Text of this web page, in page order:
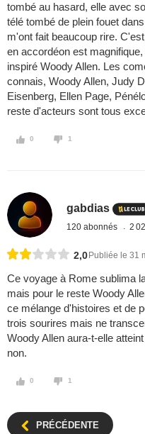
tombé au hasard, elle avec
télé tombé de plein fouet
m'ont fait beaucoup rire.
en accordéon est
inspiré Woody Allen. Les
connais, Woody Allen, Judy
Eisenberg, Ellen Page,
reste d'acteurs sont tous
0 1
gabdias
120 abonnés 2
2,0 Publiée le 31
Ce voyage à Rome sublima
mais pour le reste Woody
ce mélange d'histoires et de
trois sourires mais ne
Woody Allen aura-t-elle
non.
0 1
PRÉCÉDENTE